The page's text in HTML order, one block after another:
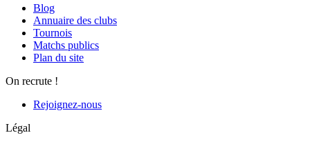
Blog
Annuaire des clubs
Tournois
Matchs publics
Plan du site
On recrute !
Rejoignez-nous
Légal